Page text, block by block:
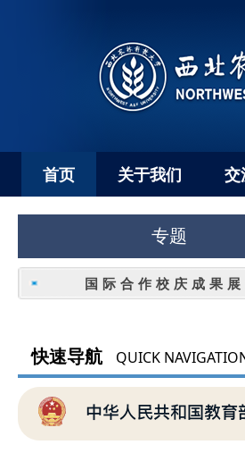
首页 关于我们 交
专题
国际合作校庆成果展
快速导航 QUICK